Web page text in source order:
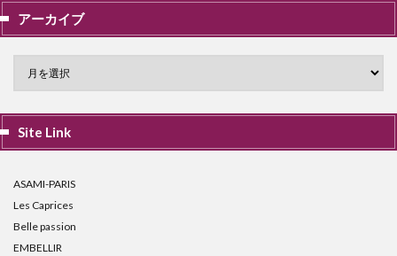
アーカイブ
Site Link
ASAMI-PARIS
Les Caprices
Belle passion
EMBELLIR